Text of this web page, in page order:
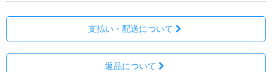
支払い・配送について
返品について